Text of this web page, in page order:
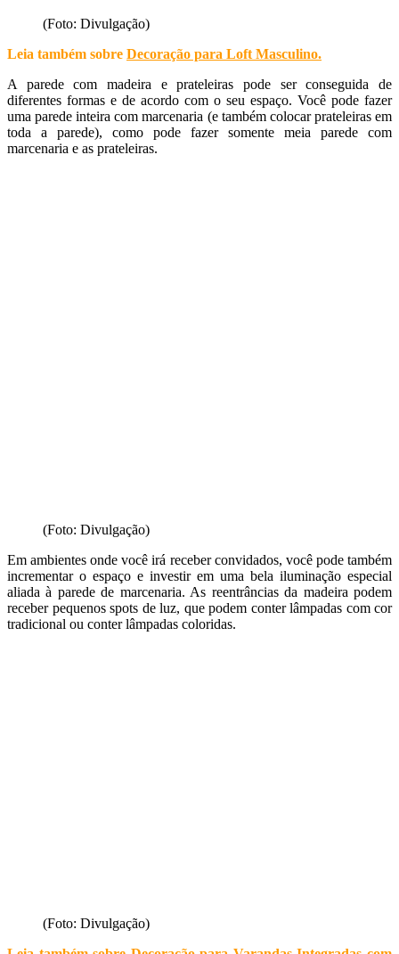
(Foto: Divulgação)
Leia também sobre Decoração para Loft Masculino.
A parede com madeira e prateleiras pode ser conseguida de
diferentes formas e de acordo com o seu espaço. Você pode fazer
uma parede inteira com marcenaria (e também colocar prateleiras em
toda a parede), como pode fazer somente meia parede com
marcenaria e as prateleiras.
(Foto: Divulgação)
Em ambientes onde você irá receber convidados, você pode também
incrementar o espaço e investir em uma bela iluminação especial
aliada à parede de marcenaria. As reentrâncias da madeira podem
receber pequenos spots de luz, que podem conter lâmpadas com cor
tradicional ou conter lâmpadas coloridas.
(Foto: Divulgação)